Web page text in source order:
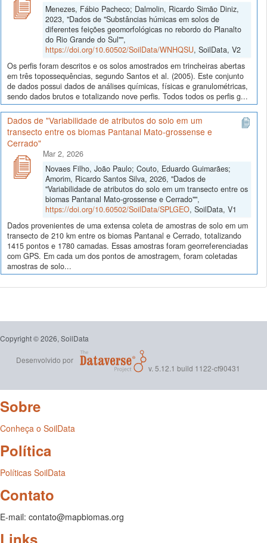
Menezes, Fábio Pacheco; Dalmolin, Ricardo Simão Diniz,
2023, "Dados de "Substâncias húmicas em solos de
diferentes feições geomorfológicas no rebordo do Planalto
do Rio Grande do Sul"",
https://doi.org/10.60502/SoilData/WNHQSU, SoilData, V2
Os perfis foram descritos e os solos amostrados em trincheiras abertas
em três topossequências, segundo Santos et al. (2005). Este conjunto
de dados possui dados de análises químicas, físicas e granulométricas,
sendo dados brutos e totalizando nove perfis. Todos todos os perfis g...
Dados de "Variabilidade de atributos do solo em um
transecto entre os biomas Pantanal Mato-grossense e
Cerrado"
Mar 2, 2026
Novaes Filho, João Paulo; Couto, Eduardo Guimarães;
Amorim, Ricardo Santos Silva, 2026, "Dados de
"Variabilidade de atributos do solo em um transecto entre os
biomas Pantanal Mato-grossense e Cerrado"",
https://doi.org/10.60502/SoilData/SPLGEO, SoilData, V1
Dados provenientes de uma extensa coleta de amostras de solo em um
transecto de 210 km entre os biomas Pantanal e Cerrado, totalizando
1415 pontos e 1780 camadas. Essas amostras foram georreferenciadas
com GPS. Em cada um dos pontos de amostragem, foram coletadas
amostras de solo...
Copyright © 2026, SoilData
Desenvolvido por
v. 5.12.1 build 1122-cf90431
Sobre
Conheça o SoilData
Política
Políticas SoilData
Contato
E-mail: contato@mapbiomas.org
Links